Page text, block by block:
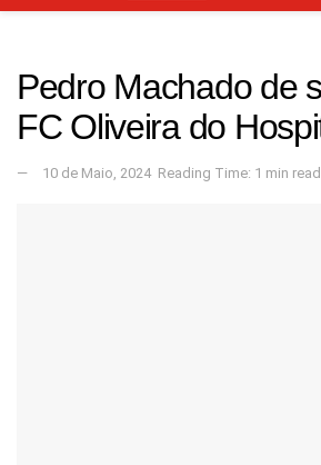
Pedro Machado de
FC Oliveira do
10 de Maio, 2024 Reading Time: 1 min read